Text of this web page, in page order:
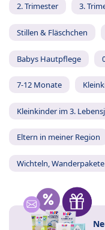
2. Trimester 3.
Stillen & Fläschchen
Babys Hautpflege
7-12 Monate
Kleinkinder im 3.
Eltern in meiner Region
Wichteln,